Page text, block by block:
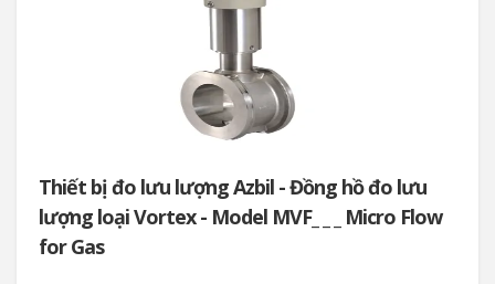
Thiết bị đo lưu lượng Azbil - Đồng hồ đo lưu
lượng loại Vortex - Model MVF_ _ _ Micro Flow
for Gas